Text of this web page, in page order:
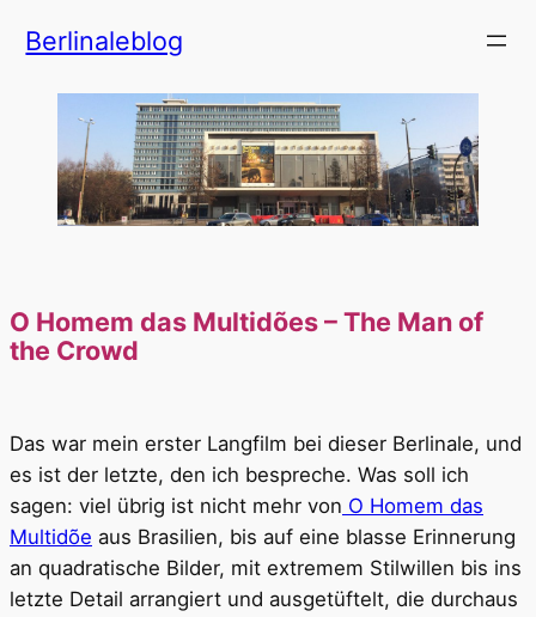
Inhalt
Berlinaleblog
O Homem das Multidões – The Man of
the Crowd
Das war mein erster Langfilm bei dieser Berlinale, und
es ist der letzte, den ich bespreche. Was soll ich
sagen: viel übrig ist nicht mehr von O Homem das
Multidõe aus Brasilien, bis auf eine blasse Erinnerung
an quadratische Bilder, mit extremem Stilwillen bis ins
letzte Detail arrangiert und ausgetüftelt, die durchaus